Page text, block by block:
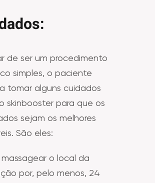
de ser um procedimento
simples, o paciente
tomar alguns cuidados
skinbooster para que os
sejam os melhores
São eles:
o local da
por, pelo menos, 24